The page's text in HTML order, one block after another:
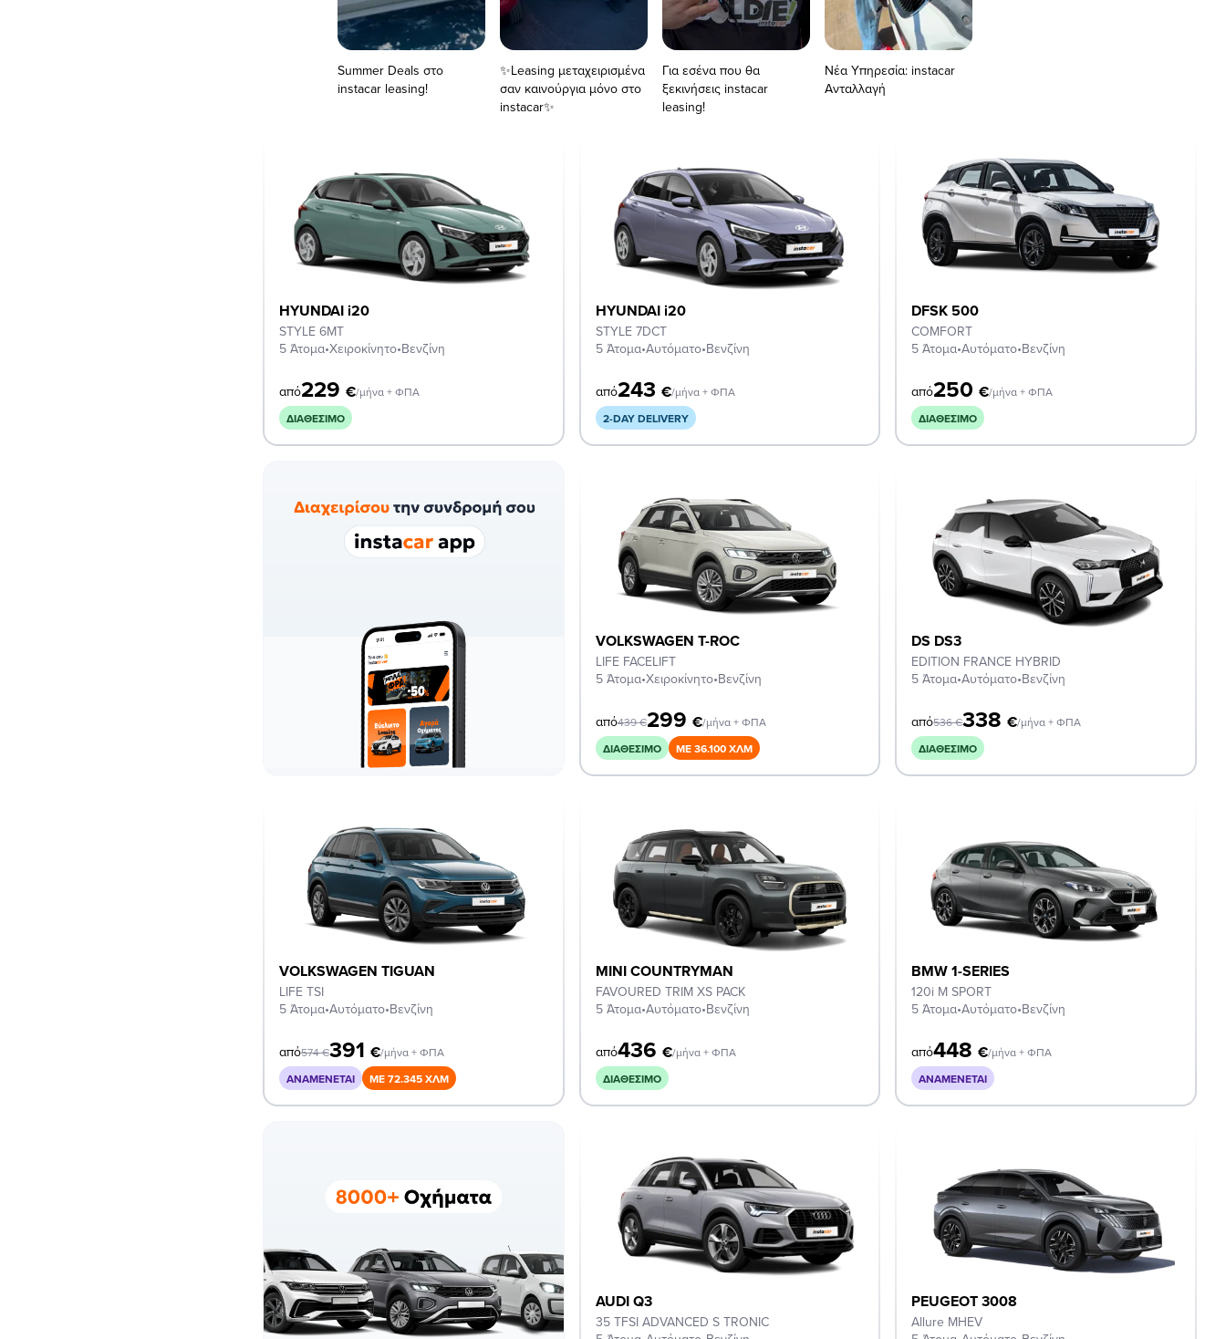
Summer Deals στο
instacar leasing!
✨Leasing μεταχειρισμένα
σαν καινούργια μόνο στο
instacar✨
Για εσένα που θα
ξεκινήσεις instacar
leasing!
Νέα Υπηρεσία: instacar
Ανταλλαγή
HYUNDAI i20
STYLE 6MT
5 Άτομα•Χειροκίνητο•Βενζίνη
από229€/μήνα + ΦΠΑ
ΔΙΑΘΈΣΙΜΟ
HYUNDAI i20
STYLE 7DCT
5 Άτομα•Αυτόματο•Βενζίνη
από243 €/μήνα + ΦΠΑ
2-DAY DELIVERY
DFSK 500
COMFORT
5 Άτομα•Αυτόματο•Βενζίνη
από250€/μήνα + ΦΠΑ
ΔΙΑΘΈΣΙΜΟ
VOLKSWAGEN T-ROC
LIFE FACELIFT
5 Άτομα•Χειροκίνητο•Βενζίνη
από439€299 €/μήνα + ΦΠΑ
ΔΙΑΘΈΣΙΜΟ
ΜΕ 36.100 ΧΛΜ
DS DS3
EDITION FRANCE HYBRID
5 Άτομα•Αυτόματο•Βενζίνη
από536€338€/μήνα + ΦΠΑ
ΔΙΑΘΈΣΙΜΟ
VOLKSWAGEN TIGUAN
LIFE TSI
5 Άτομα•Αυτόματο•Βενζίνη
από574€391€/μήνα + ΦΠΑ
ΑΝΑΜΈΝΕΤΑΙ
ΜΕ 72.345 ΧΛΜ
MINI COUNTRYMAN
FAVOURED TRIM XS PACK
5 Άτομα•Αυτόματο•Βενζίνη
από436 €/μήνα + ΦΠΑ
ΔΙΑΘΈΣΙΜΟ
BMW 1-SERIES
120i M SPORT
5 Άτομα•Αυτόματο•Βενζίνη
από448€/μήνα + ΦΠΑ
ΑΝΑΜΈΝΕΤΑΙ
AUDI Q3
35 TFSI ADVANCED S TRONIC
PEUGEOT 3008
Allure MHEV